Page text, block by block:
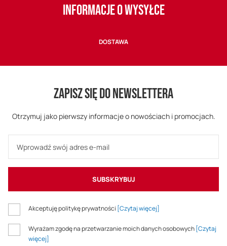
INFORMACJE O WYSYŁCE
DOSTAWA
ZAPISZ SIĘ DO NEWSLETTERA
Otrzymuj jako pierwszy informacje o nowościach i promocjach.
SUBSKRYBUJ
Akceptuję politykę prywatności [Czytaj więcej]
Wyrażam zgodę na przetwarzanie moich danych osobowych[Czytaj
więcej]